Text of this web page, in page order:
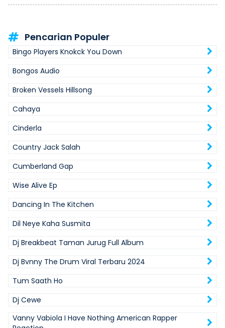
Pencarian Populer
Bingo Players Knokck You Down
Bongos Audio
Broken Vessels Hillsong
Cahaya
Cinderla
Country Jack Salah
Cumberland Gap
Wise Alive Ep
Dancing In The Kitchen
Dil Neye Kaha Susmita
Dj Breakbeat Taman Jurug Full Album
Dj Bvnny The Drum Viral Terbaru 2024
Tum Saath Ho
Dj Cewe
Vanny Vabiola I Have Nothing American Rapper